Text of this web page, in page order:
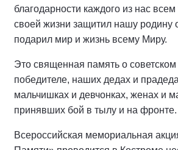
благодарности каждого из нас
своей жизни защитил нашу родину
подарил мир и жизнь всему Миру.
Это священная память о советском
победителе, наших дедах и
мальчишках и девчонках, женах и
принявших бой в тылу и на фронте.
Всероссийская мемориальная